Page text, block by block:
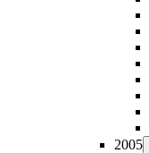
2005